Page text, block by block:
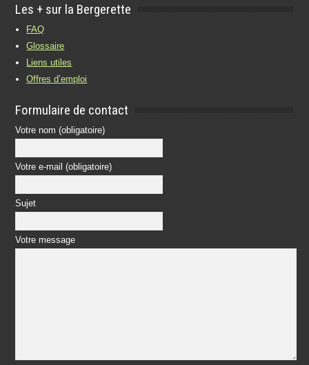
Les + sur la Bergerette
FAQ
Glossaire
Liens utiles
Offres d’emploi
Formulaire de contact
Votre nom (obligatoire)
Votre e-mail (obligatoire)
Sujet
Votre message